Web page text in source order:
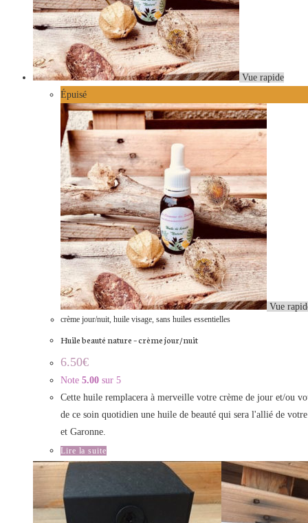
Vue rapide
Épuisé
Vue
crème jour/nuit, huile visage, sans huiles essentielles
Huile beauté nature – crème jour/nuit
6.50€
Note 5.00 sur 5
Cette huile remplacera à merveille votre crème de jour et/ou
de ce soin quotidien une huile de beauté qui sera l'allié de
et Garonne.
Lire la suite